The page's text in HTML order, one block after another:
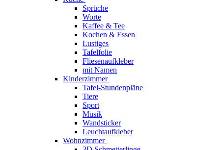
Sprüche
Worte
Kaffee & Tee
Kochen & Essen
Lustiges
Tafelfolie
Fliesenaufkleber
mit Namen
Kinderzimmer
Tafel-Stundenpläne
Tiere
Sport
Musik
Wandsticker
Leuchtaufkleber
Wohnzimmer